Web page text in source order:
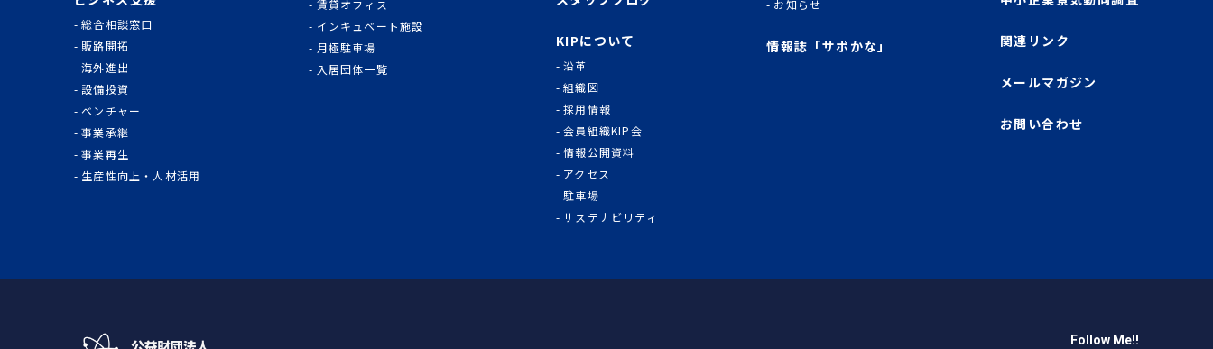
総合相談窓口
販路開拓
海外進出
設備投資
ベンチャー
事業承継
事業再生
生産性向上・人材活用
賃貸オフィス
インキュベート施設
月極駐車場
入居団体一覧
KIPについて
沿革
組織図
採用情報
会員組織KIP会
情報公開資料
アクセス
駐車場
サステナビリティ
お知らせ
情報誌「サポかな」 関連リンク
メールマガジン
お問い合わせ
Follow Me!!